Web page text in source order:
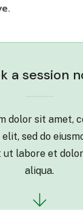
a session
dolor sit amet,
sed do
ut labore et
aliqua.